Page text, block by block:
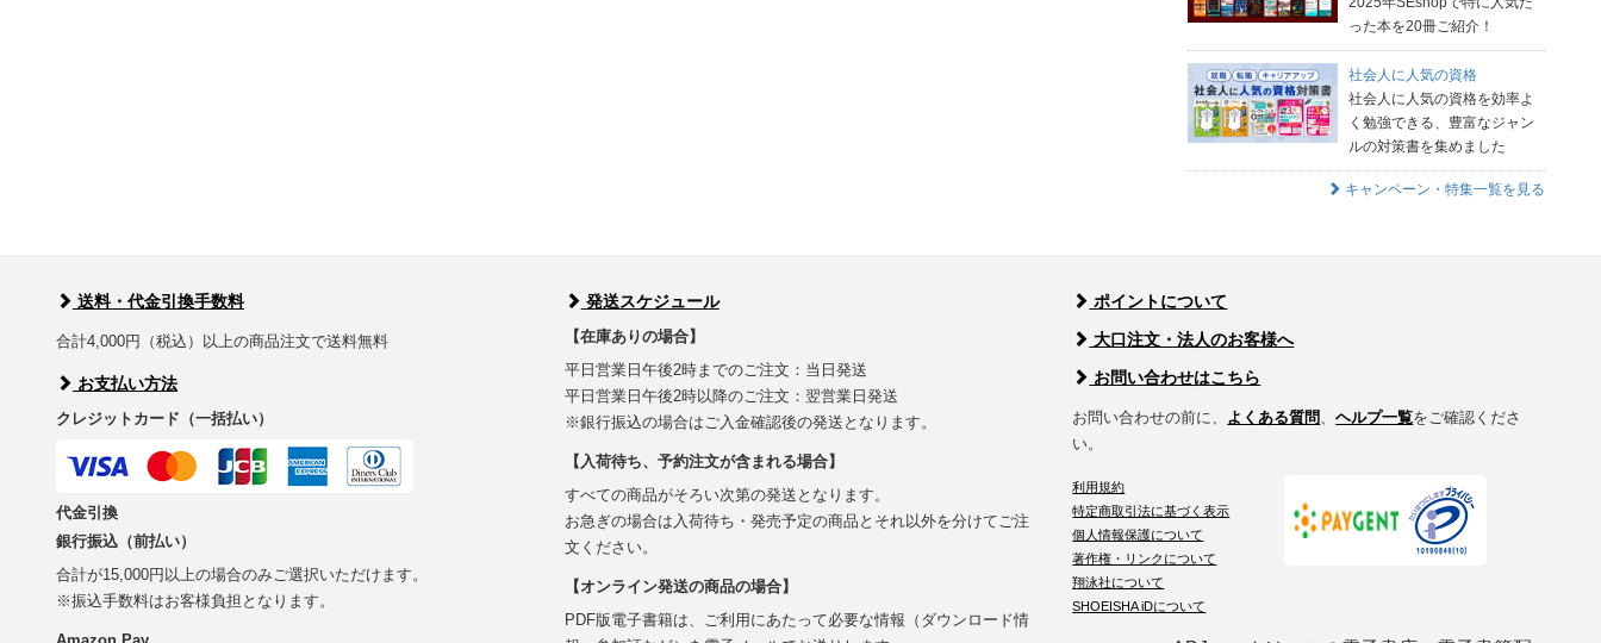
った本を20冊ご紹介！
社会人に人気の資格
社会人に人気の資格を効率よ
く勉強できる、豊富なジャン
ルの対策書を集めました
キャンペーン・特集一覧を見る
送料・代金引換手数料
合計4,000円（税込）以上の商品注文で送料無料
お支払い方法
クレジットカード（一括払い）
代金引換
銀行振込（前払い）
合計が15,000円以上の場合のみご選択いただけます。
※振込手数料はお客様負担となります。
発送スケジュール
【在庫ありの場合】
平日営業日午後2時までのご注文：当日発送
平日営業日午後2時以降のご注文：翌営業日発送
※銀行振込の場合はご入金確認後の発送となります。
【入荷待ち、予約注文が含まれる場合】
すべての商品がそろい次第の発送となります。
お急ぎの場合は入荷待ち・発売予定の商品とそれ以外を分けてご注
文ください。
【オンライン発送の商品の場合】
PDF版電子書籍は、ご利用にあたって必要な情報（ダウンロード情
ポイントについて
大口注文・法人のお客様へ
お問い合わせはこちら
お問い合わせの前に、 よくある質問、ヘルプ一覧をご確認くださ
い。
利用規約
特定商取引法に基づく表示
個人情報保護について
著作権・リンクについて
翔泳社について
SHOEISHA iDについて